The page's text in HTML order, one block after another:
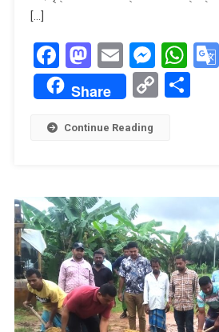
[…]
Facebook
Mastodon
Email
Share
Copy
Continue Reading